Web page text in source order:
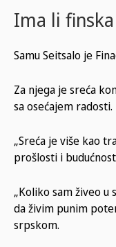
Ima li
Samu Seitsalo je
Za njega je sreća
sa osećajem radosti.
„Sreća je više kao
prošlosti i
„Koliko sam živeo u
da živim punim
srpskom.